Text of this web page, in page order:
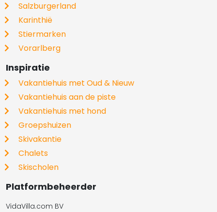
Salzburgerland
Karinthië
Stiermarken
Vorarlberg
Inspiratie
Vakantiehuis met Oud & Nieuw
Vakantiehuis aan de piste
Vakantiehuis met hond
Groepshuizen
Skivakantie
Chalets
Skischolen
Platformbeheerder
VidaVilla.com BV